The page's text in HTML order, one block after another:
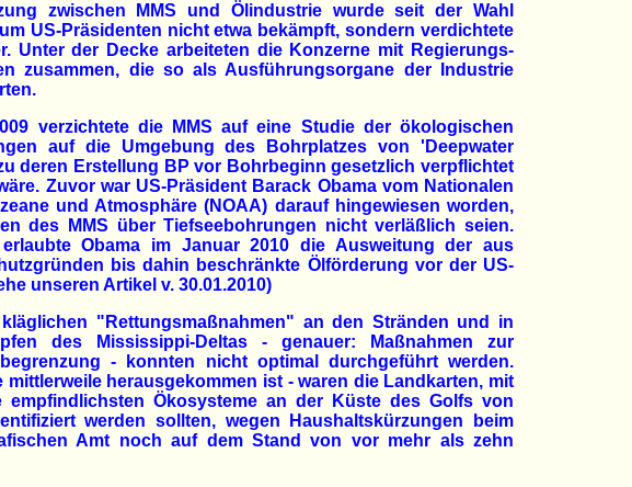
zwischen MMS und Ölindustrie wurde seit der Wahl
US-Präsidenten nicht etwa bekämpft, sondern verdichtete
Unter der Decke arbeiteten die Konzerne mit Regierungs-
zusammen, die so als Ausführungsorgane der Industrie
verzichtete die MMS auf eine Studie der ökologischen
auf die Umgebung des Bohrplatzes von 'Deepwater
deren Erstellung BP vor Bohrbeginn gesetzlich verpflichtet
Zuvor war US-Präsident Barack Obama vom Nationalen
und Atmosphäre (NOAA) darauf hingewiesen worden,
des MMS über Tiefseebohrungen nicht verläßlich seien.
erlaubte Obama im Januar 2010 die Ausweitung der aus
bis dahin beschränkte Ölförderung vor der US-
unseren Artikel v. 30.01.2010)
"Rettungsmaßnahmen" an den Stränden und in
des Mississippi-Deltas - genauer: Maßnahmen zur
- konnten nicht optimal durchgeführt werden.
mittlerweile herausgekommen ist - waren die Landkarten, mit
empfindlichsten Ökosysteme an der Küste des Golfs von
werden sollten, wegen Haushaltskürzungen beim
Amt noch auf dem Stand von vor mehr als zehn